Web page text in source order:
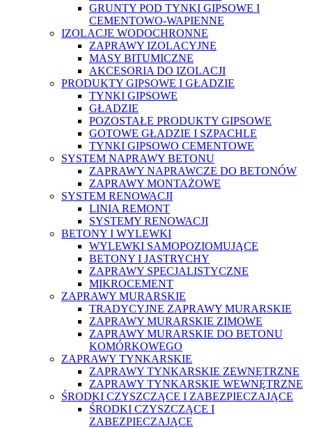
GRUNTY POD TYNKI GIPSOWE I
CEMENTOWO-WAPIENNE
IZOLACJE WODOCHRONNE
ZAPRAWY IZOLACYJNE
MASY BITUMICZNE
AKCESORIA DO IZOLACJI
PRODUKTY GIPSOWE I GŁADZIE
TYNKI GIPSOWE
GŁADZIE
POZOSTAŁE PRODUKTY GIPSOWE
GOTOWE GŁADZIE I SZPACHLE
TYNKI GIPSOWO CEMENTOWE
SYSTEM NAPRAWY BETONU
ZAPRAWY NAPRAWCZE DO BETONÓW
ZAPRAWY MONTAŻOWE
SYSTEM RENOWACJI
LINIA REMONT
SYSTEMY RENOWACJI
BETONY I WYLEWKI
WYLEWKI SAMOPOZIOMUJĄCE
BETONY I JASTRYCHY
ZAPRAWY SPECJALISTYCZNE
MIKROCEMENT
ZAPRAWY MURARSKIE
TRADYCYJNE ZAPRAWY MURARSKIE
ZAPRAWY MURARSKIE ZIMOWE
ZAPRAWY MURARSKIE DO BETONU
KOMÓRKOWEGO
ZAPRAWY TYNKARSKIE
ZAPRAWY TYNKARSKIE ZEWNĘTRZNE
ZAPRAWY TYNKARSKIE WEWNĘTRZNE
ŚRODKI CZYSZCZĄCE I ZABEZPIECZAJĄCE
ŚRODKI CZYSZCZĄCE I
ZABEZPIECZAJĄCE